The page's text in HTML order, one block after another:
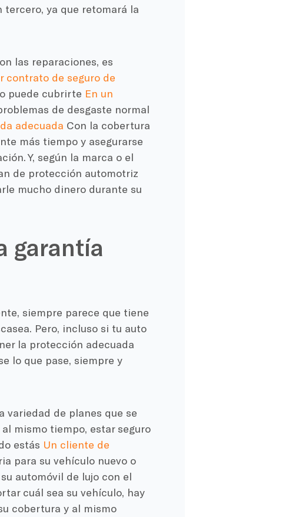
ya que retomará la
las reparaciones, es
contrato de seguro de
puede cubrirte En un
de desgaste normal
adecuada Con la cobertura
más tiempo y asegurarse
Y, según la marca o el
de protección automotriz
mucho dinero durante su
garantía
siempre parece que tiene
Pero, incluso si tu auto
la protección adecuada
lo que pase, siempre y
variedad de planes que se
mismo tiempo, estar seguro
estás Un cliente de
para su vehículo nuevo o
automóvil de lujo con el
cuál sea su vehículo, hay
cobertura y al mismo